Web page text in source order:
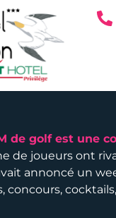
de golf est une
de joueurs ont
annoncé un
concours,